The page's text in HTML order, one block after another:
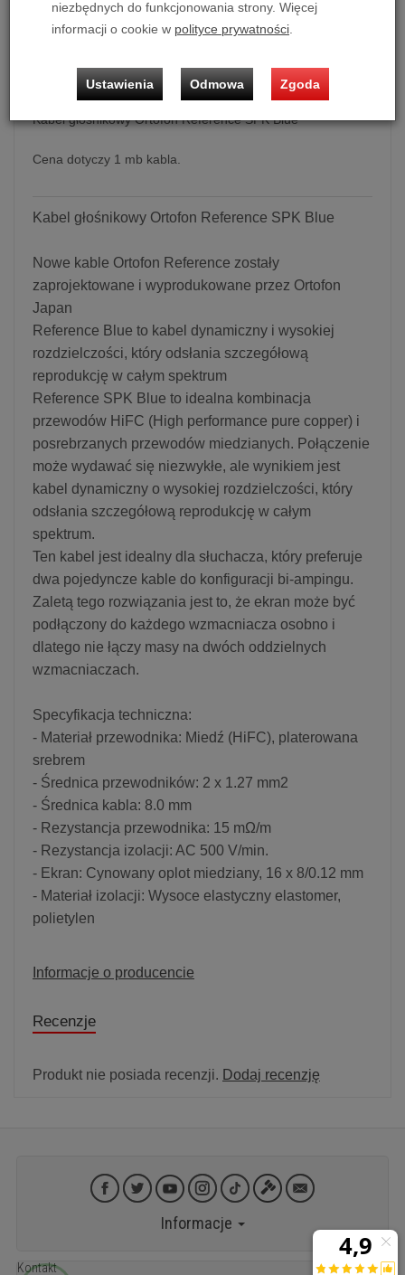
dodaj do koszyka
Kabel głośnikowy Ortofon Reference SPK Blue
Cena dotyczy 1 mb kabla.
Kabel głośnikowy Ortofon Reference SPK Blue
Nowe kable Ortofon Reference zostały
zaprojektowane i wyprodukowane przez Ortofon
Japan
Reference Blue to kabel dynamiczny i wysokiej
rozdzielczości, który odsłania szczegółową
reprodukcję w całym spektrum
Reference SPK Blue to idealna kombinacja
przewodów HiFC (High performance pure copper) i
posrebrzanych przewodów miedzianych. Połączenie
może wydawać się niezwykłe, ale wynikiem jest
kabel dynamiczny o wysokiej rozdzielczości, który
odsłania szczegółową reprodukcję w całym
spektrum.
Ten kabel jest idealny dla słuchacza, który preferuje
dwa pojedyncze kable do konfiguracji bi-ampingu.
Zaletą tego rozwiązania jest to, że ekran może być
podłączony do każdego wzmacniacza osobno i
dlatego nie łączy masy na dwóch oddzielnych
wzmacniaczach.
Specyfikacja techniczna:
- Materiał przewodnika: Miedź (HiFC), platerowana
srebrem
- Średnica przewodników: 2 x 1.27 mm2
- Średnica kabla: 8.0 mm
- Rezystancja przewodnika: 15 mΩ/m
- Rezystancja izolacji: AC 500 V/min.
- Ekran: Cynowany oplot miedziany, 16 x 8/0.12 mm
- Materiał izolacji: Wysoce elastyczny elastomer,
polietylen
Informacje o producencie
Recenzje
Produkt nie posiada recenzji. Dodaj recenzję
Informacje
Kontakt
niezbędnych do funkcjonowania strony. Więcej
informacji o cookie w polityce prywatności.
Ustawienia Odmowa Zgoda